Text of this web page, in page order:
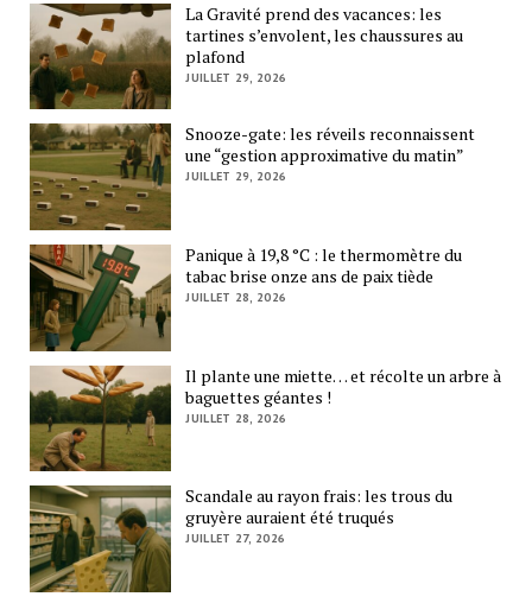
La Gravité prend des vacances: les
tartines s’envolent, les chaussures au
plafond
JUILLET 29, 2026
Snooze-gate: les réveils reconnaissent
une “gestion approximative du matin”
JUILLET 29, 2026
Panique à 19,8 °C : le thermomètre du
tabac brise onze ans de paix tiède
JUILLET 28, 2026
Il plante une miette… et récolte un arbre à
baguettes géantes !
JUILLET 28, 2026
Scandale au rayon frais: les trous du
gruyère auraient été truqués
JUILLET 27, 2026